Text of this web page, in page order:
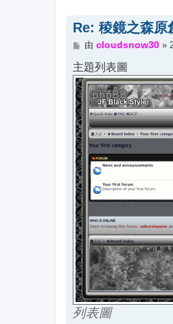
Re: 稜鏡之森
文
由 cloudsnow30»
主題列表圖
列表圖